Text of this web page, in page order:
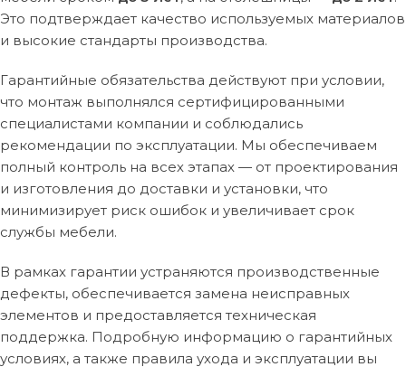
Это подтверждает качество используемых материалов
и высокие стандарты производства.
Гарантийные обязательства действуют при условии,
что монтаж выполнялся сертифицированными
специалистами компании и соблюдались
рекомендации по эксплуатации. Мы обеспечиваем
полный контроль на всех этапах — от проектирования
и изготовления до доставки и установки, что
минимизирует риск ошибок и увеличивает срок
службы мебели.
В рамках гарантии устраняются производственные
дефекты, обеспечивается замена неисправных
элементов и предоставляется техническая
поддержка. Подробную информацию о гарантийных
условиях, а также правила ухода и эксплуатации вы